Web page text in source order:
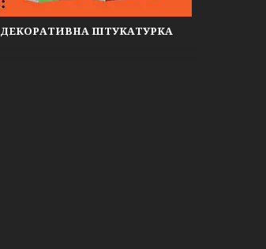
ДЕКОРАТИВНА ШТУКАТУРКА